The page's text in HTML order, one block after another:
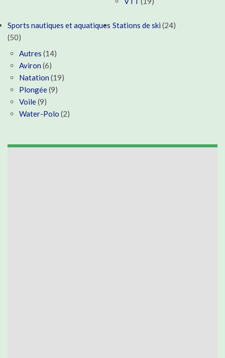
Sports nautiques et aquatiques
(50)
Autres (14)
Aviron (6)
Natation (19)
Plongée(9)
Voile(9)
Water-Polo (2)
Stations de ski (24)